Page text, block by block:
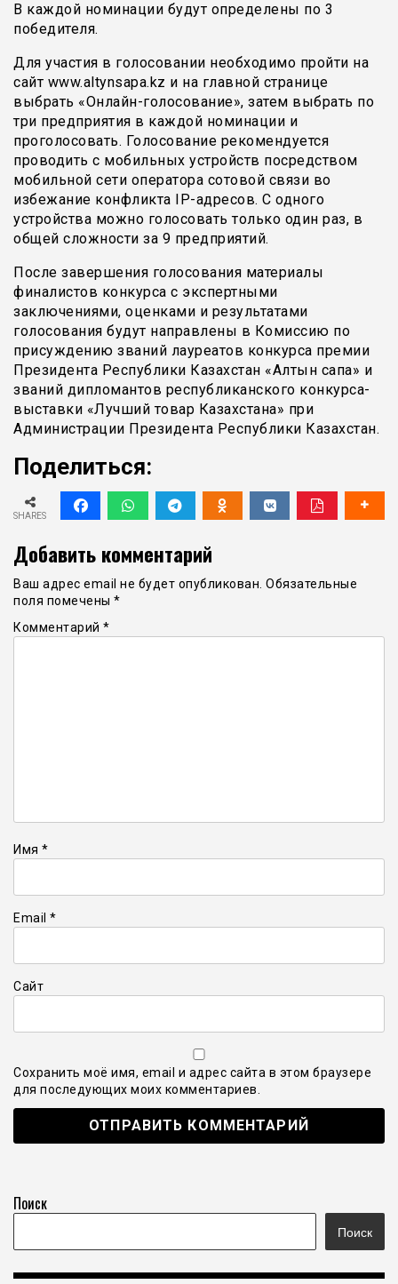
В каждой номинации будут определены по 3
победителя.
Для участия в голосовании необходимо пройти на
сайт www.altynsapa.kz и на главной странице
выбрать «Онлайн-голосование», затем выбрать по
три предприятия в каждой номинации и
проголосовать. Голосование рекомендуется
проводить с мобильных устройств посредством
мобильной сети оператора сотовой связи во
избежание конфликта IP-адресов. С одного
устройства можно голосовать только один раз, в
общей сложности за 9 предприятий.
После завершения голосования материалы
финалистов конкурса с экспертными
заключениями, оценками и результатами
голосования будут направлены в Комиссию по
присуждению званий лауреатов конкурса премии
Президента Республики Казахстан «Алтын сапа» и
званий дипломантов республиканского конкурса-
выставки «Лучший товар Казахстана» при
Администрации Президента Республики Казахстан.
Поделиться:
SHARES
Добавить комментарий
Ваш адрес email не будет опубликован. Обязательные
поля помечены *
Комментарий *
Имя *
Email *
Сайт
Сохранить моё имя, email и адрес сайта в этом браузере
для последующих моих комментариев.
Поиск
Поиск